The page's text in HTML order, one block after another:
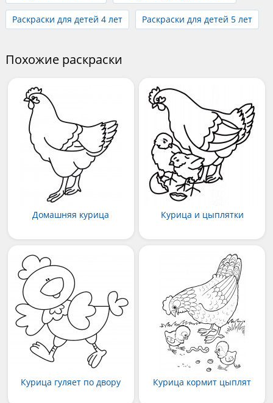
Раскраски для детей 4 лет Раскраски для детей 5 лет
Похожие раскраски
Домашняя курица Курица и цыплятки
Курица гуляет по двору Курица кормит цыплят